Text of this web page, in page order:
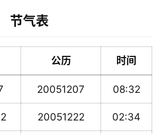
节气表
公历 时间
20051207 08:32
20051222 02:34